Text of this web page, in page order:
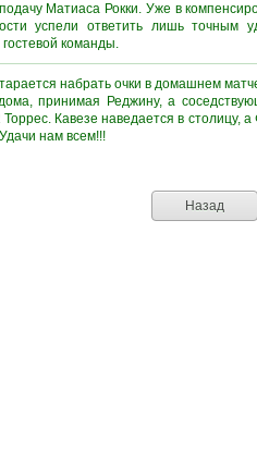
Матиаса Рокки. Уже в
успели ответить лишь
команды.
набрать очки в домашнем
принимая Реджину, а
Кавезе наведается в столицу,
нам всем!!!
Назад